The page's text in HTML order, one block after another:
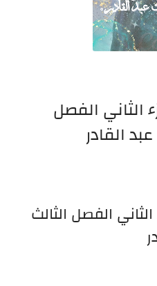
الثاني الفصل
القادر
الفصل الثالث